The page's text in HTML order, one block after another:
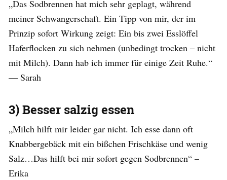
„Das Sodbrennen hat mich sehr geplagt, während
meiner Schwangerschaft. Ein Tipp von mir, der im
Prinzip sofort Wirkung zeigt: Ein bis zwei Esslöffel
Haferflocken zu sich nehmen (unbedingt trocken – nicht
mit Milch). Dann hab ich immer für einige Zeit Ruhe.“
— Sarah
3) Besser salzig essen
„Milch hilft mir leider gar nicht. Ich esse dann oft
Knabbergebäck mit ein bißchen Frischkäse und wenig
Salz…Das hilft bei mir sofort gegen Sodbrennen“ –
Erika